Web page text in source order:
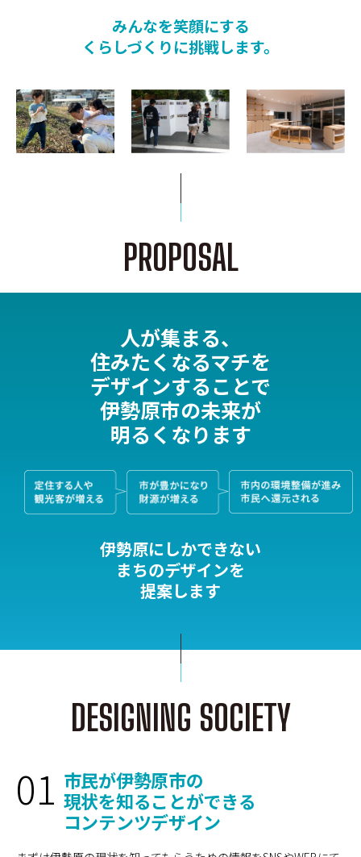
みんなを笑顔にする
くらしづくりに挑戦します。
PROPOSAL
人が集まる、
住みたくなるマチを
デザインすることで
伊勢原市の未来が
明るくなります
伊勢原にしかできない
まちのデザインを
提案します
DESIGNING SOCIETY
01 市民が伊勢原市の
現状を知ることができる
コンテンツデザイン